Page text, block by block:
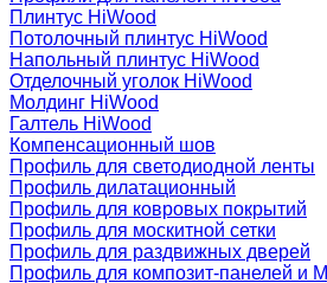
Плинтус HiWood
Потолочный плинтус HiWood
Напольный плинтус HiWood
Отделочный уголок HiWood
Молдинг HiWood
Галтель HiWood
Компенсационный шов
Профиль для светодиодной ленты
Профиль дилатационный
Профиль для ковровых покрытий
Профиль для москитной сетки
Профиль для раздвижных дверей
Профиль для композит-панелей и